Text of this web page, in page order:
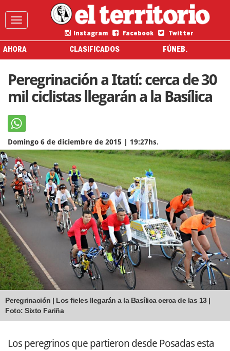
Instagram Facebook Twitter
AHORA CLASIFICADOS FÚNEB.
Peregrinación a Itatí: cerca de 30
mil ciclistas llegarán a la Basílica
Domingo 6 de diciembre de 2015 | 19:27hs.
Peregrinación | Los fieles llegarán a la Basílica cerca de las 13 |
Foto: Sixto Fariña
Los peregrinos que partieron desde Posadas esta